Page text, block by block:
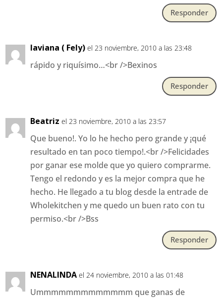
Responder
laviana ( Fely) el 23 noviembre, 2010 a las 23:48
rápido y riquísimo…<br />Bexinos
Responder
Beatriz el 23 noviembre, 2010 a las 23:57
Que bueno!. Yo lo he hecho pero grande y ¡qué
resultado en tan poco tiempo!.<br />Felicidades
por ganar ese molde que yo quiero comprarme.
Tengo el redondo y es la mejor compra que he
hecho. He llegado a tu blog desde la entrade de
Wholekitchen y me quedo un buen rato con tu
permiso.<br />Bss
Responder
NENALINDA el 24 noviembre, 2010 a las 01:48
Ummmmmmmmmmmmm que ganas de